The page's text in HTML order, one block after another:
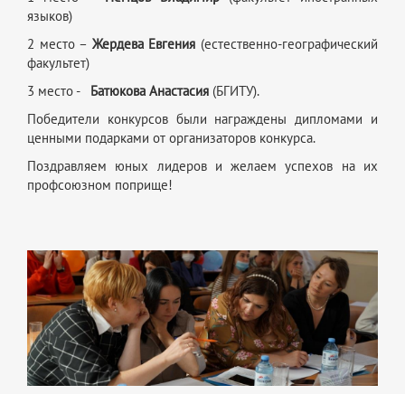
языков)
2 место – Жердева Евгения (естественно-географический
факультет)
3 место - Батюкова Анастасия (БГИТУ).
Победители конкурсов были награждены дипломами и
ценными подарками от организаторов конкурса.
Поздравляем юных лидеров и желаем успехов на их
профсоюзном поприще!